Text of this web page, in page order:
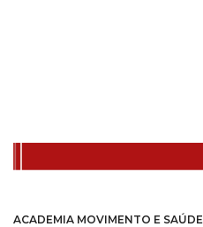
ACADEMIA MOVIMENTO E SAÚDE